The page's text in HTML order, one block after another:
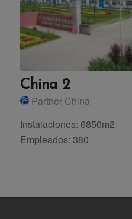
China 2
Partner China
Instalaciones: 6850m2
Empleados: 380